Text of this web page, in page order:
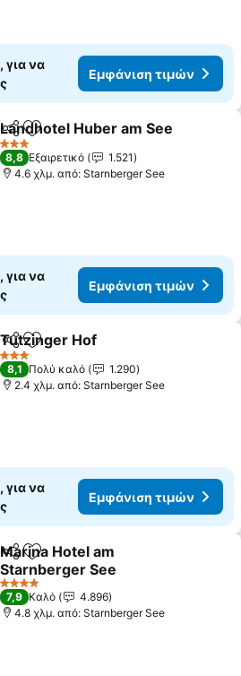
για να
Εμφάνιση τιμών
Κοινοποίηση
Προσθήκη στα αγαπημένα
Landhotel Huber am See
3 Αστέρια
8,8 Εξαιρετικό
1.521
4.6 χλμ. από: Starnberger See
για να
Εμφάνιση τιμών
Κοινοποίηση
Προσθήκη στα αγαπημένα
Tutzinger Hof
3 Αστέρια
8,1 Πολύ καλό
1.290
2.4 χλμ. από: Starnberger See
για να
Εμφάνιση τιμών
Κοινοποίηση
Προσθήκη στα αγαπημένα
Marina Hotel am
Starnberger See
4 Αστέρια
7,9 Καλό
4.896
4.8 χλμ. από: Starnberger See